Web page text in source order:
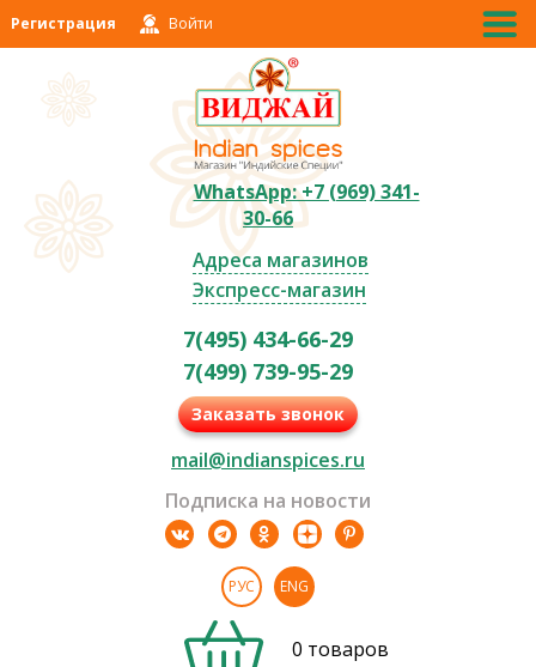
Регистрация Войти
WhatsApp: +7 (969) 341-
30-66
Адреса магазинов
Экспресс-магазин
7(495) 434-66-29
7(499) 739-95-29
Заказать звонок
mail@indianspices.ru
Подписка на новости
РУС ENG
0 товаров